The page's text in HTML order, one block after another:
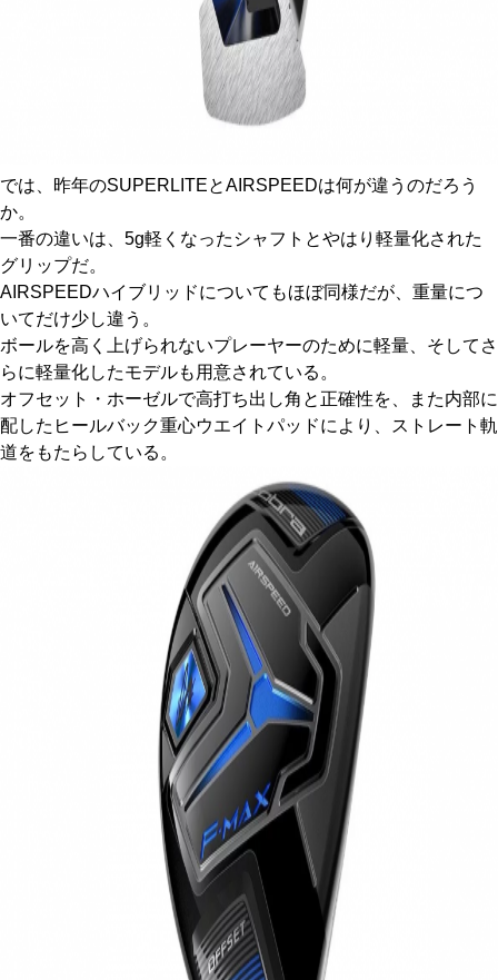
では、昨年のSUPERLITEとAIRSPEEDは何が違うのだろう
か。
一番の違いは、5g軽くなったシャフトとやはり軽量化された
グリップだ。
AIRSPEEDハイブリッドについてもほぼ同様だが、重量につ
いてだけ少し違う。
ボールを高く上げられないプレーヤーのために軽量、そしてさ
らに軽量化したモデルも用意されている。
オフセット・ホーゼルで高打ち出し角と正確性を、また内部に
配したヒールバック重心ウエイトパッドにより、ストレート軌
道をもたらしている。